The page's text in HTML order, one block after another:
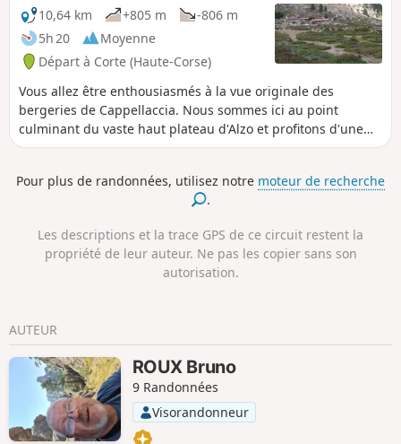
10,64 km
+805 m
-806 m
5h 20
Moyenne
Départ à Corte (Haute-Corse)
Vous allez être enthousiasmés à la vue originale des
bergeries de Cappellaccia. Nous sommes ici au point
culminant du vaste haut plateau d'Alzo et profitons d'une
vue panoramique grandiose qui s'étend du Rotondo
Orba. Un grand panneau et le balisage Rouge nous
indiquent le chemin à suivre.
Pour plus de randonnées, utilisez notre moteur de recherche
.
Les descriptions et la trace GPS de ce circuit restent la
propriété de leur auteur. Ne pas les copier sans son
autorisation.
AUTEUR
ROUX Bruno
9 Randonnées
Visorandonneur